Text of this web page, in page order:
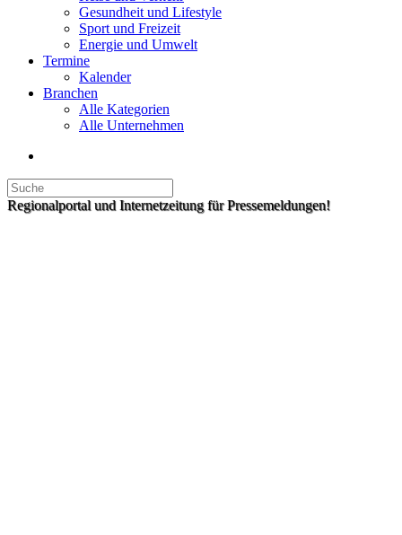
Gesundheit und Lifestyle
Sport und Freizeit
Energie und Umwelt
Termine
Kalender
Branchen
Alle Kategorien
Alle Unternehmen
Regionalportal und Internetzeitung für Pressemeldungen!